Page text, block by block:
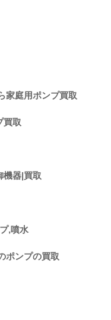
家庭用ポンプ買取
買取
機器|買取
,噴水
ポンプの買取